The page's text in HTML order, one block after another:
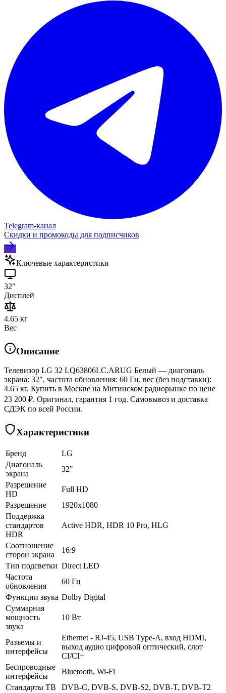
Telegram‑канал
Скидки и промокоды для подписчиков
Ключевые характеристики
32"
Дисплей
4.65 кг
Вес
Описание
Телевизор LG 32 LQ63806LC.ARUG Белый — диагональ
экрана: 32", частота обновления: 60 Гц, вес (без подставки):
4.65 кг. Купить в Москве на Митинском радиорынке по цене
23 200 ₽. Оригинал, гарантия 1 год. Самовывоз и доставка
СДЭК по всей России.
Характеристики
Бренд
LG
Диагональ
экрана
32"
Разрешение
HD
Full HD
Разрешение
1920x1080
Поддержка
стандартов
HDR
Active HDR, HDR 10 Pro, HLG
Соотношение
сторон экрана
16:9
Тип подсветки Direct LED
Частота
обновления
60 Гц
Функции звука Dolby Digital
Суммарная
мощность
звука
10 Вт
Разъемы и
интерфейсы
Ethernet - RJ-45, USB Type-A, вход HDMI,
выход аудио цифровой оптический, слот
CI/CI+
Беспроводные
интерфейсы
Bluetooth, Wi-Fi
Стандарты ТВ
DVB-C, DVB-S, DVB-S2, DVB-T, DVB-T2